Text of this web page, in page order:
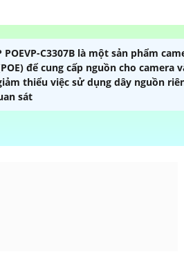
POEVP-C3307B là một sản phẩm
để cung cấp nguồn cho
thiểu việc sử dụng dây nguồn
sát